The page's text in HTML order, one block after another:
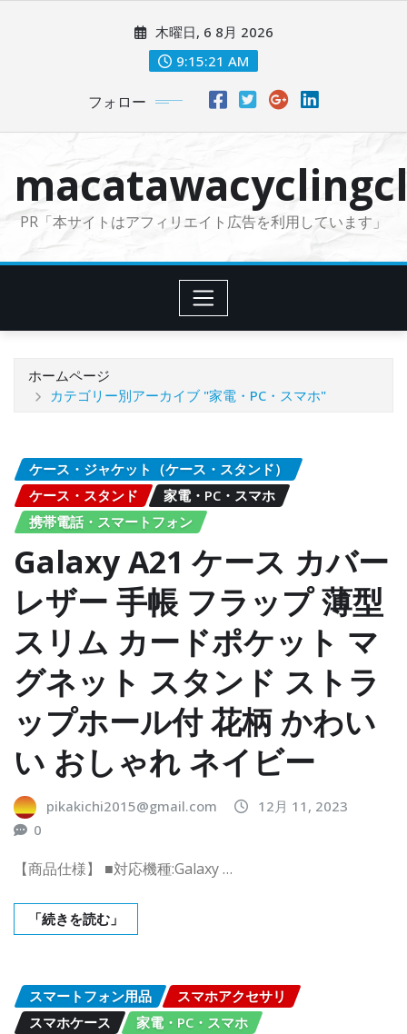
に
木曜日, 6 8月 2026
9:15:22 AM
フォロー
PR「本サイトはアフィリエイト広告を利用しています」
ホームページ
カテゴリー別アーカイブ "家電・PC・スマホ"
ケース・ジャケット（ケース・スタンド）
ケース・スタンド
家電・PC・スマホ
携帯電話・スマートフォン
Galaxy A21 ケース カバー
レザー 手帳 フラップ 薄型
スリム カードポケット マ
グネット スタンド ストラ
ップホール付 花柄 かわい
い おしゃれ ネイビー
pikakichi2015@gmail.com
12月 11, 2023
0
【商品仕様】 ■対応機種:Galaxy …
「続きを読む」
スマートフォン用品
スマホアクセサリ
スマホケース
家電・PC・スマホ